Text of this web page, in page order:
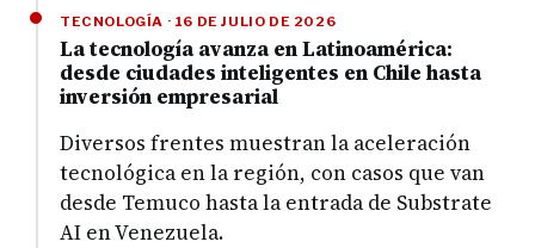
TECNOLOGÍA · 16 DE JULIO DE 2026
La tecnología avanza en Latinoamérica:
desde ciudades inteligentes en Chile hasta
inversión empresarial
Diversos frentes muestran la aceleración
tecnológica en la región, con casos que van
desde Temuco hasta la entrada de Substrate
AI en Venezuela.